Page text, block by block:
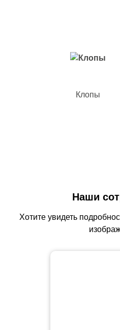
Клопы
Наши
Хотите увидеть